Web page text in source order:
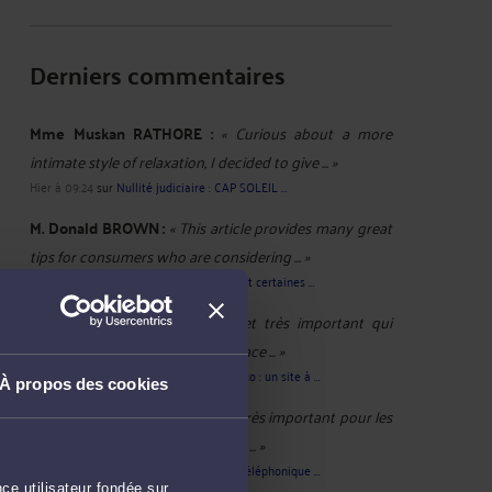
À propos des cookies
utilisateur fondée sur
Derniers commentaires
Mme Muskan RATHORE : « Curious about a more
intimate style of relaxation, I decided to give ... »
Hier à 09:24 sur Nullité judiciaire : CAP SOLEIL ...
M. Donald BROWN : « This article provides many great
tips for consumers who are considering ... »
Photovoltaïque : comment certaines ...
M. Wiliam WILIAM :
« Un sujet très important qui
rappelle qu’il faut rester vigilant face ... »
Le 1 août 2026 à 08:13 sur Aide-sociale.eco : un site à ...
Mme Rene WALLS :« Un sujet très important pour les
consommateurs. La limitation du ... »
Démarchage téléphonique ...